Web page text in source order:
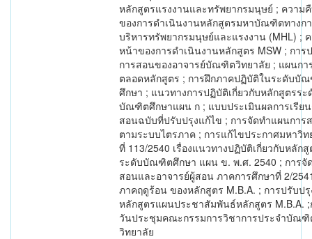
หลักสูตรแรงงานและทรัพยากรมนุษย์ ; ความ
ของการดำเนินงานหลักสูตรมหาบัณฑิตทางก
บริหารทรัพยากรมนุษย์และแรงงาน (MHL) ;
หน้าของการดำเนินงานหลักสูตร MSW ; การ
การสอนของอาจารย์บัณฑิตวิทยาลัย ; แผนกา
ตลอดหลักสูตร ; การฝึกภาคปฏิบัติในระดับบั
ศึกษา ; แนวทางการปฏิบัติเกี่ยวกับหลักสูตรระ
บัณฑิตศึกษาแผน ก ; แบบประเมินผลการเรีย
สอนฉบับที่ปรับปรุงแก้ไข ; การจัดทำแผนการ
ตามระบบไตรภาค ; การแก้ไขประกาศมหาวิท
ที่ 113/2540 เรื่องแนวทางปฏิบัติเกี่ยวกับหลัก
ระดับบัณฑิตศึกษา แผน ข. พ.ศ. 2540 ; การจั
สอนและอาจารย์ผู้สอน ภาคการศึกษาที่ 2/
ภาคฤดูร้อน ของหลักสูตร M.B.A. ; การปรับปรุ
หลักสูตรแผนประชาสัมพันธ์หลักสูตร M.B.A.
วันประชุมคณะกรรมการวิชาการประจำบัณ
วิทยาลัย